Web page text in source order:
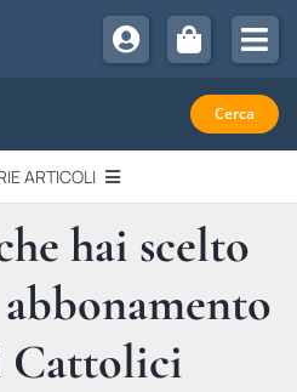
Cerca
ARTICOLI
NUMERO
hai scelto
Cattolici